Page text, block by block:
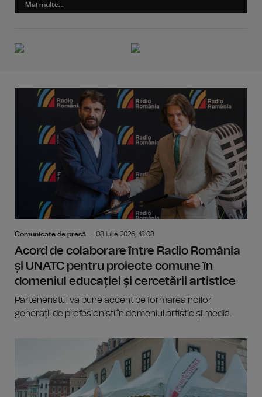
Mai multe...
Comunicate de presă 08 Iulie 2026, 18:08
Acord de colaborare între Radio România
și UNATC pentru proiecte comune în
domeniul educației și cercetării artistice
Parteneriatul va pune accent pe formarea noilor
generații de profesioniști în domeniul artistic și media.